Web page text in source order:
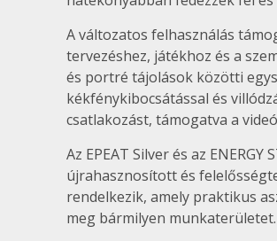
A változatos felhasználás
tervezéshez, játékhoz és a
és portré tájolások közötti
kékfénykibocsátással és
csatlakozást, támogatva a
Az EPEAT Silver és az
újrahasznosított és
rendelkezik, amely praktikus
meg bármilyen munkaterületet.